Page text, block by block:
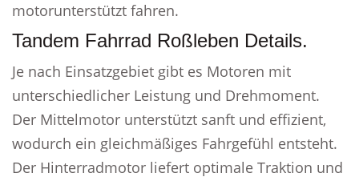
motorunterstützt fahren.
Tandem Fahrrad Roßleben Details.
Je nach Einsatzgebiet gibt es Motoren mit
unterschiedlicher Leistung und Drehmoment.
Der Mittelmotor unterstützt sanft und effizient,
wodurch ein gleichmäßiges Fahrgefühl entsteht.
Der Hinterradmotor liefert optimale Traktion und